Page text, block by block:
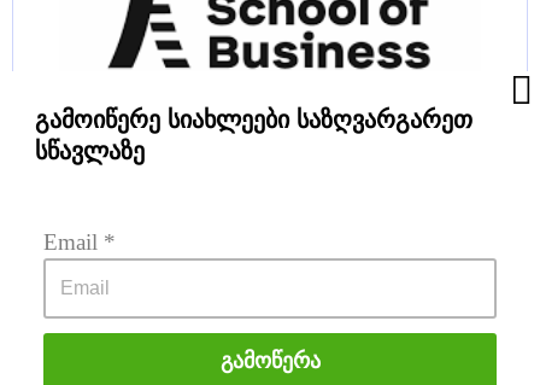
გამოიწერე სიახლეები საზღვარგარეთ
სწავლაზე
Email *
Გამოწერა